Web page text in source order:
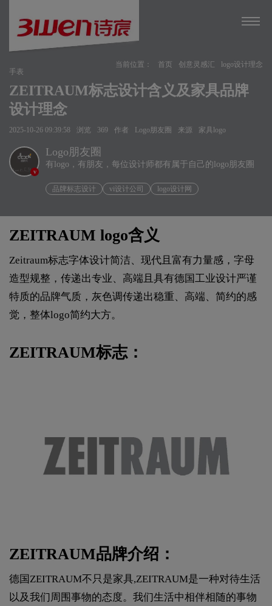
当前位置： 首页 创意灵感汇
logo设计理念
手表
ZEITRAUM标志设计含义及家具品牌
设计理念
2025-10-26 09:39:58 浏览 369 作者 Logo朋友圈 来源 家具logo
v
Logo朋友圈
有logo，有朋友，每位设计师都有属于自己的logo朋友圈
品牌标志设计 vi设计公司 logo设计网
ZEITRAUM logo含义
Zeitraum标志字体设计简洁、现代且富有力量感，字母
造型规整，传递出专业、高端且具有德国工业设计严谨
特质的品牌气质，灰色调传递出稳重、高端、简约的感
觉，整体logo简约大方。
ZEITRAUM标志：
ZEITRAUM品牌介绍：
德国ZEITRAUM不只是家具,ZEITRAUM是一种对待生活
以及我们周围事物的态度。我们生活中相伴相随的事物